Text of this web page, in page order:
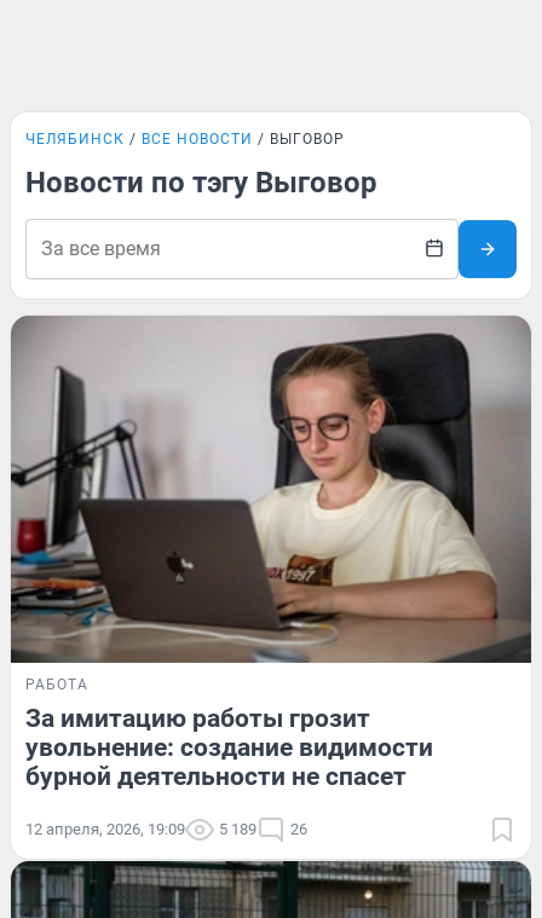
ЧЕЛЯБИНСК ВСЕ НОВОСТИ ВЫГОВОР
Новости по тэгу Выговор
РАБОТА
За имитацию работы грозит
увольнение: создание видимости
бурной деятельности не спасет
12 апреля, 2026, 19:09 5 189 26